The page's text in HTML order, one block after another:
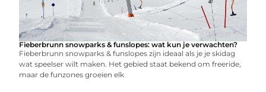
Fieberbrunn snowparks & funslopes: wat kun je verwachten?
Fieberbrunn snowparks & funslopes zijn ideaal als je je skidag
wat speelser wilt maken. Het gebied staat bekend om freeride,
maar de funzones groeien elk